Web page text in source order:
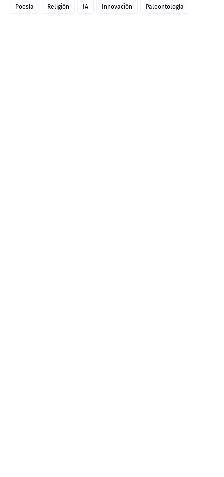
Poesía Religión IA Innovación Paleontología